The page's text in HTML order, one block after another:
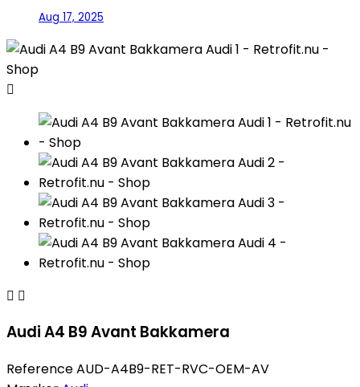
Aug 17, 2025

 
Audi A4 B9 Avant Bakkamera
ReferenceAUD-A4B9-RET-RVC-OEM-AV